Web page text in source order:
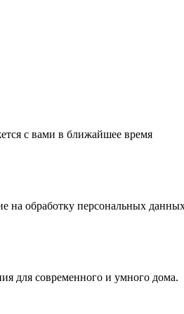
с вами в ближайшее время
обработку персональных
для современного и умного дома.